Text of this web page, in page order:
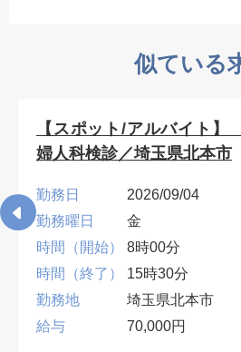
似ている
【スポット/アルバイト
婦人科検診／埼玉県北本市
勤務日
2026/09/04
勤務曜日
金
時間（開始）
8時00分
時間（終了）
15時30分
勤務地
埼玉県北本市
給与
70,000円